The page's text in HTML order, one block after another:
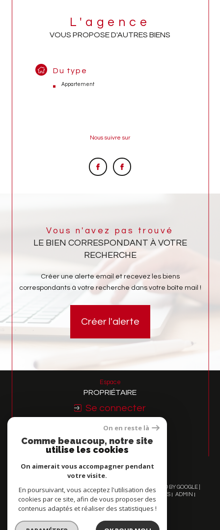
L'agence
VOUS PROPOSE D'AUTRES BIENS
Du type
Appartement
Nous suivre sur
Vous n'avez pas trouvé
LE BIEN CORRESPONDANT À VOTRE
RECHERCHE
Créer une alerte email et recevez les biens
correspondants à votre recherche dans votre boîte mail !
Créer l'alerte
Espace
PROPRIÉTAIRE
Se connecter
Nous
ADHÉRONS
© 2026 | TOUS DROITS RÉSERVÉS | TRADUCTION POWERED BY GOOGLE |
NOS HONORAIRES
PLAN DU SITE MENTIONS LÉGALES
ADMIN
NOS LIENS
POLITIQUE RGPD COOKIES
On en reste là
Comme beaucoup, notre site
utilise les cookies
On aimerait vous accompagner pendant
votre visite.
En poursuivant, vous acceptez l'utilisation des
cookies par ce site, afin de vous proposer des
contenus adaptés et réaliser des statistiques !